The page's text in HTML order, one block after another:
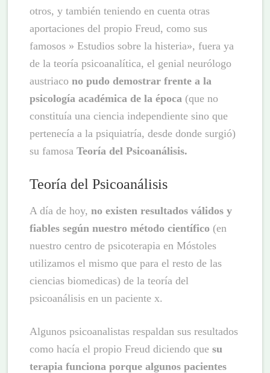
otros, y también teniendo en cuenta otras
aportaciones del propio Freud, como sus
famosos » Estudios sobre la histeria», fuera ya
de la teoría psicoanalítica, el genial neurólogo
austriacono pudo demostrar frente a la
psicología académica de la época (que no
constituía una ciencia independiente sino que
pertenecía a la psiquiatría, desde donde surgió)
su famosaTeoría del Psicoanálisis.
Teoría del Psicoanálisis
A día de hoy,no existen resultados válidos y
fiables según nuestro método científico (en
nuestro centro de psicoterapia en Móstoles
utilizamos el mismo que para el resto de las
ciencias biomedicas) de la teoría del
psicoanálisis en un paciente x.
Algunos psicoanalistas respaldan sus resultados
como hacía el propio Freud diciendo quesu
terapia funciona porque algunos pacientes